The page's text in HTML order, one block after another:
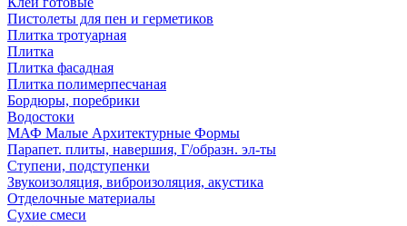
Пистолеты для пен и герметиков
Плитка тротуарная
Плитка
Плитка фасадная
Плитка полимерпесчаная
Бордюры, поребрики
Водостоки
МАФ Малые Архитектурные Формы
Парапет. плиты, навершия, Г/образн. эл-ты
Ступени, подступенки
Звукоизоляция, виброизоляция, акустика
Отделочные материалы
Сухие смеси